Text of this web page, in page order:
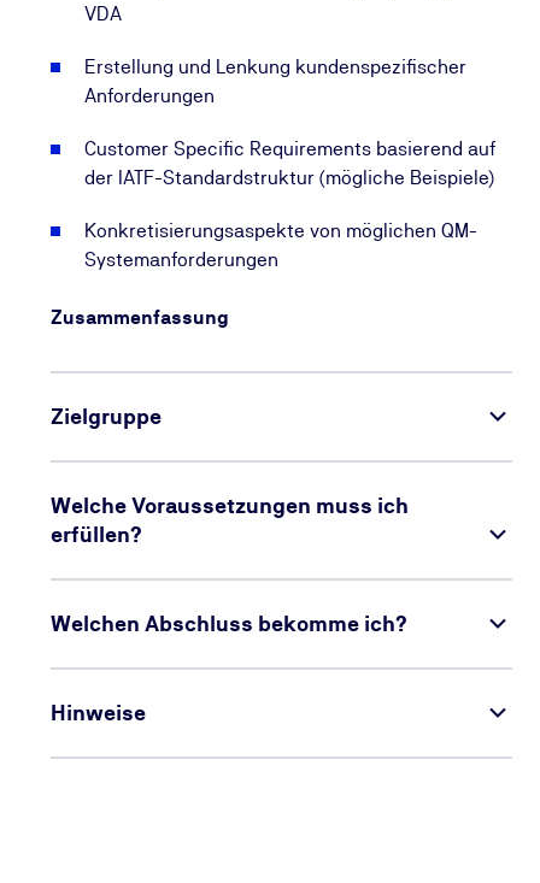
VDA
Erstellung und Lenkung kundenspezifischer
Anforderungen
Customer Specific Requirements basierend auf
der IATF-Standardstruktur (mögliche Beispiele)
Konkretisierungsaspekte von möglichen QM-
Systemanforderungen
Zusammenfassung
Zielgruppe
Welche Voraussetzungen muss ich
erfüllen?
Welchen Abschluss bekomme ich?
Hinweise